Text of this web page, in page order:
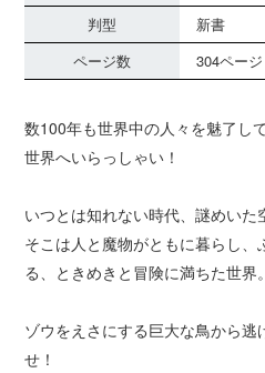
判型
新書
ページ数
304ページ
数100年も世界中の人々を魅了し
世界へいらっしゃい！
いつとは知れない時代、謎めいた
そこは人と魔物がともに暮らし、
る、ときめきと冒険に満ちた世界。
ゾウをえさにする巨大な鳥から
せ！